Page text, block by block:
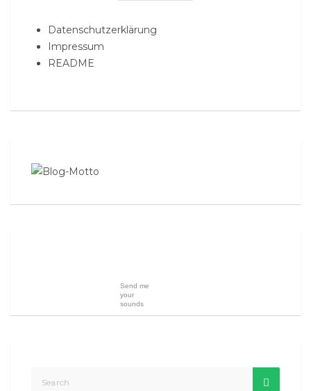
Datenschutzerklärung
Impressum
README
Send me
your
sounds